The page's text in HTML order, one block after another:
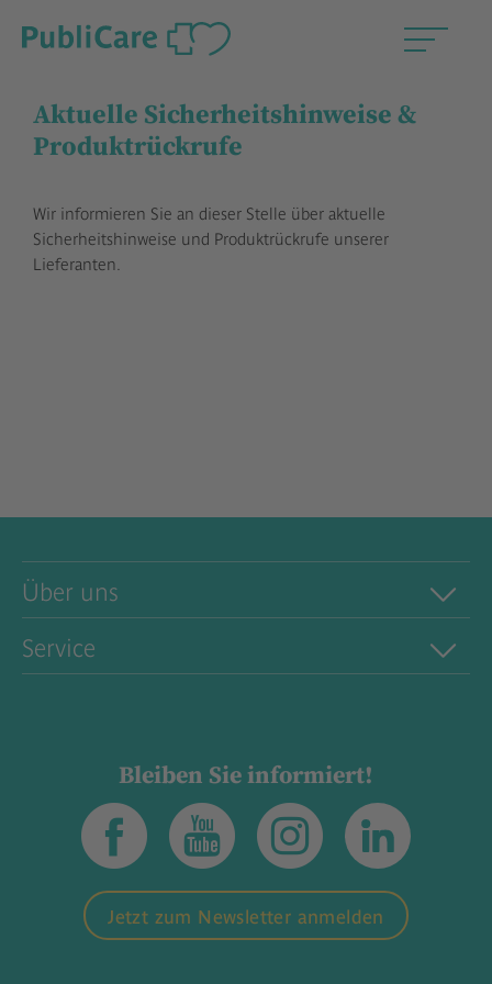
Aktuelle Sicherheitshinweise &
Produktrückrufe
Wir informieren Sie an dieser Stelle über aktuelle
Sicherheitshinweise und Produktrückrufe unserer
Lieferanten.
Über uns
Service
Bleiben Sie informiert!
Jetzt zum Newsletter anmelden